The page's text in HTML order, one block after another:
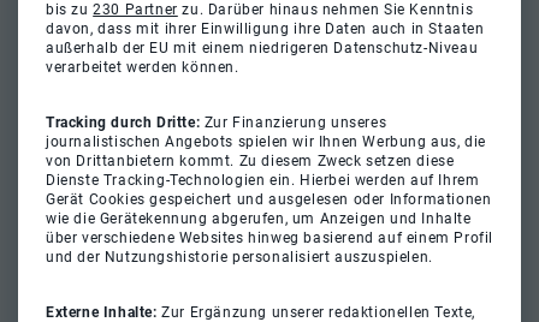
bis zu230 Partner zu. Darüber hinaus nehmen Sie Kenntnis
davon, dass mit ihrer Einwilligung ihre Daten auch in Staaten
außerhalb der EU mit einem niedrigeren Datenschutz-Niveau
verarbeitet werden können.
Tracking durch Dritte: Zur Finanzierung unseres
journalistischen Angebots spielen wir Ihnen Werbung aus, die
von Drittanbietern kommt. Zu diesem Zweck setzen diese
Dienste Tracking-Technologien ein. Hierbei werden auf Ihrem
Gerät Cookies gespeichert und ausgelesen oder Informationen
wie die Gerätekennung abgerufen, um Anzeigen und Inhalte
über verschiedene Websites hinweg basierend auf einem Profil
und der Nutzungshistorie personalisiert auszuspielen.
Externe Inhalte:Zur Ergänzung unserer redaktionellen Texte,